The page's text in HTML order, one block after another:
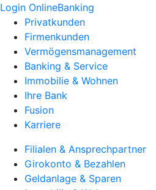
Login OnlineBanking
Privatkunden
Firmenkunden
Vermögensmanagement
Banking & Service
Immobilie & Wohnen
Ihre Bank
Fusion
Karriere
Filialen & Ansprechpartner
Girokonto & Bezahlen
Geldanlage & Sparen